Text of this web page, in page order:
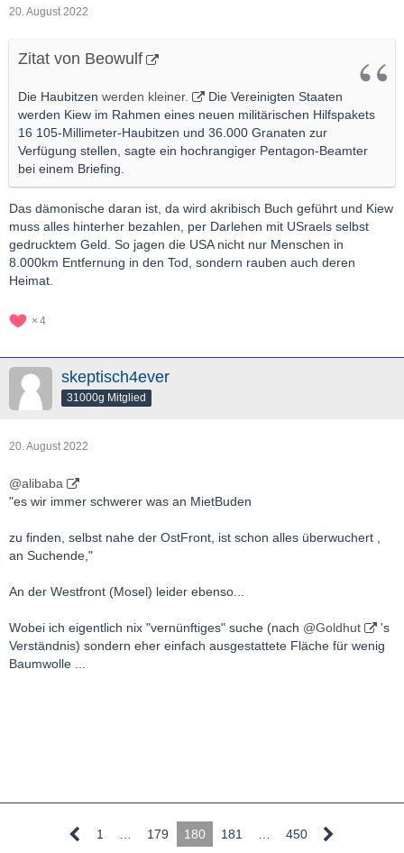
20. August 2022
Zitat von Beowulf
Die Haubitzen werden kleiner.
Die Vereinigten Staaten
werden Kiew im Rahmen eines neuen militärischen Hilfspakets
16 105-Millimeter-Haubitzen und 36.000 Granaten zur
Verfügung stellen, sagte ein hochrangiger Pentagon-Beamter
bei einem Briefing.
Das dämonische daran ist, da wird akribisch Buch geführt und Kiew
muss alles hinterher bezahlen, per Darlehen mit USraels selbst
gedrucktem Geld. So jagen die USA nicht nur Menschen in
8.000km Entfernung in den Tod, sondern rauben auch deren
Heimat.
4
skeptisch4ever
31000g Mitglied
20. August 2022
@alibaba
"es wir immer schwerer was an MietBuden
zu finden, selbst nahe der OstFront, ist schon alles überwuchert ,
an Suchende,"
An der Westfront (Mosel) leider ebenso...
Wobei ich eigentlich nix "vernünftiges" suche (nach @Goldhut
's
Verständnis) sondern eher einfach ausgestattete Fläche für wenig
Baumwolle ...
1 … 179 180 181 … 450